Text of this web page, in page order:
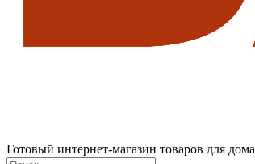
Готовый интернет-магазин товаров для дома